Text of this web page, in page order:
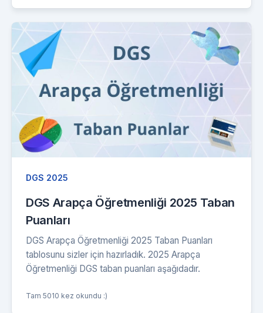
DGS 2025
DGS Arapça Öğretmenliği 2025 Taban
Puanları
DGS Arapça Öğretmenliği 2025 Taban Puanları
tablosunu sizler için hazırladık. 2025 Arapça
Öğretmenliği DGS taban puanları aşağıdadır.
Tam 5010 kez okundu :)